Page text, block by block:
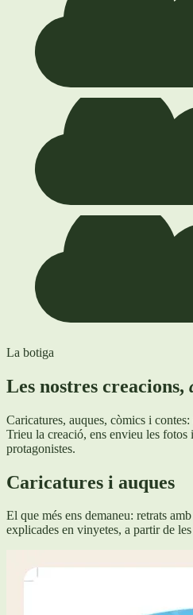
La botiga
Les nostres creacions,
Caricatures, auques, còmics i
Trieu la creació, ens envieu les fotos
protagonistes.
Caricatures i auques
El que més ens demaneu: retrats
explicades en vinyetes, a partir de